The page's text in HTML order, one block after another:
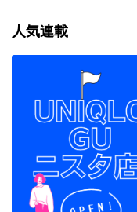
人気連載